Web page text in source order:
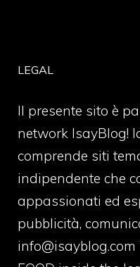
LEGAL
Il presente sito è
network IsayBlog!
comprende siti
indipendente che
appassionati ed
pubblicità,
info@isayblog.com